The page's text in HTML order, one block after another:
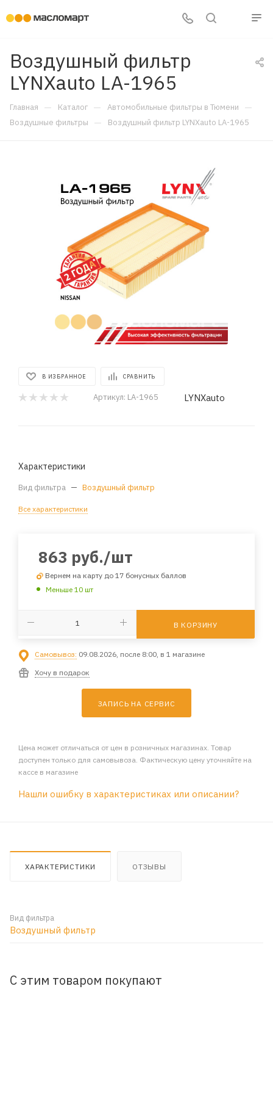
Воздушный фильтр
LYNXauto LA-1965
Главная — Каталог — Автомобильные фильтры в Тюмени —
Воздушные фильтры — Воздушный фильтр LYNXauto LA-1965
В ИЗБРАННОЕ СРАВНИТЬ
Артикул: LA-1965 LYNXauto
Характеристики
Вид фильтра — Воздушный фильтр
Все характеристики
863 руб./шт
Вернем на карту до 17 бонусных баллов
Меньше 10 шт
В КОРЗИНУ
Самовывоз: 09.08.2026, после 8:00, в 1 магазине
Хочу в подарок
ЗАПИСЬ НА СЕРВИС
Цена может отличаться от цен в розничных магазинах. Товар
доступен только для самовывоза. Фактическую цену уточняйте на
кассе в магазине
Нашли ошибку в характеристиках или описании?
ХАРАКТЕРИСТИКИ ОТЗЫВЫ
Вид фильтра
Воздушный фильтр
С этим товаром покупают